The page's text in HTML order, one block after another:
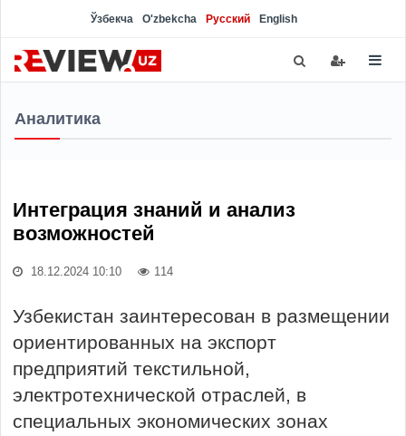
Ўзбекча O'zbekcha Русский English
Аналитика
Интеграция знаний и анализ
возможностей
18.12.2024 10:10 114
Узбекистан заинтересован в размещении
ориентированных на экспорт
предприятий текстильной,
электротехнической отраслей, в
специальных экономических зонах